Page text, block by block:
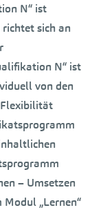
N“ ist
sich an
N“ ist
von den
Flexibilität
– Umsetzen
Modul „Lernen“